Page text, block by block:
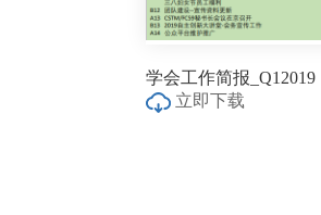
学会工作简报_Q12019
立即下载